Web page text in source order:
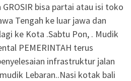
bisa partai atau isi toko
Tengah ke luar jawa dan
ke Kota .Sabtu Pon, . Mudik
PEMERINTAH terus
infrastruktur jalan
Lebaran..Nasi kotak bali